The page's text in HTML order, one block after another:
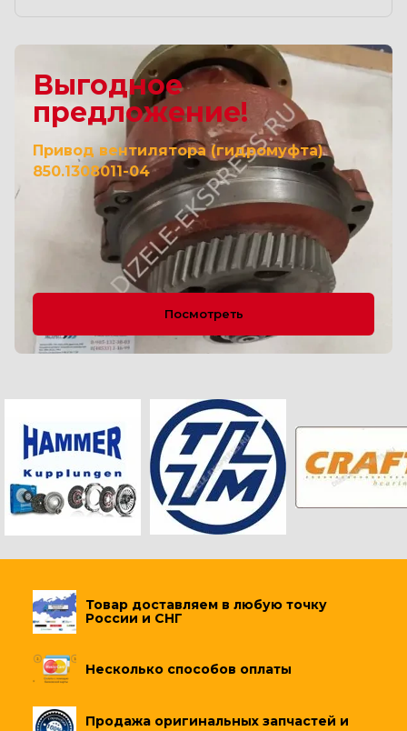
Выгодное
предложение!
Привод вентилятора (гидромуфта)
850.1308011-04
Посмотреть
Товар доставляем в любую точку
России и СНГ
Несколько способов оплаты
Продажа оригинальных запчастей и